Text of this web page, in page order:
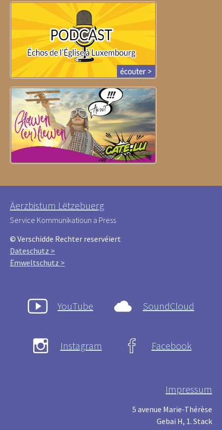
Äerzbistum Lëtzebuerg
Service Kommunikatioun a Press
© Verschidde Rechter reservéiert
Dateschutz >
Ëmweltschutz >
YouTube SoundCloud
Instagram Facebook
Impressum
5 avenue Marie-Thérèse
Gebai H, 1. Stack